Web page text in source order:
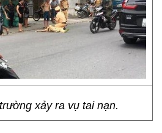
xảy ra vụ tai nạn.